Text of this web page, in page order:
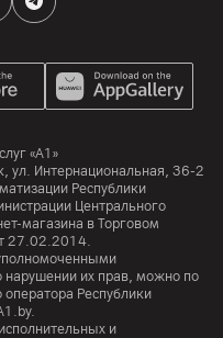
«А1»
, ул. Интернациональная, 36-2
Республики
Центрального
магазина в Торговом
27.02.2014.
нарушении их прав, можно по
оператора Республики
и